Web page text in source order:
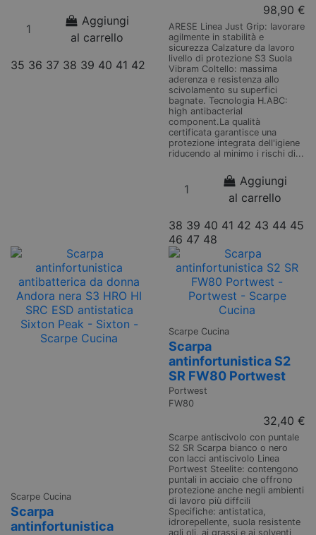
Aggiungi
al carrello
35 36 37 38 39 40 41 42
98,90 €
ARESE Linea Just Grip: lavorare
agilmente in stabilità e
sicurezza Calzature da lavoro
livello di protezione S3 Suola
Vibram Coltello: massima
aderenza e resistenza allo
scivolamento su superfici
bagnate. Tecnologia H.ABC:
high antibacterial
component.La qualità
certificata garantisce una
protezione integrata dell'igiene
riducendo al minimo i rischi di...
Aggiungi
al carrello
38 39 40 41 42 43 44 45
46 47 48
Scarpe Cucina
Scarpa
antinfortunistica
Scarpe Cucina
Scarpa
antinfortunistica S2
SR FW80 Portwest
Portwest
FW80
32,40 €
Scarpe antiscivolo con puntale
S2 SR Scarpa bianco o nero
con lacci antiscivolo Linea
Portwest Steelite: contengono
puntali in acciaio che offrono
protezione anche negli ambienti
di lavoro più diffcili
Specifiche: antistatica,
idrorepellente, suola resistente
agli oli, ai grassi e ai solventi